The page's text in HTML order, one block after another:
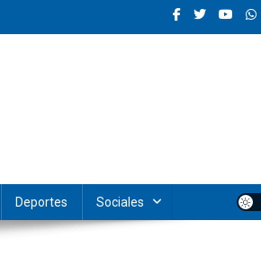
Deportes Sociales